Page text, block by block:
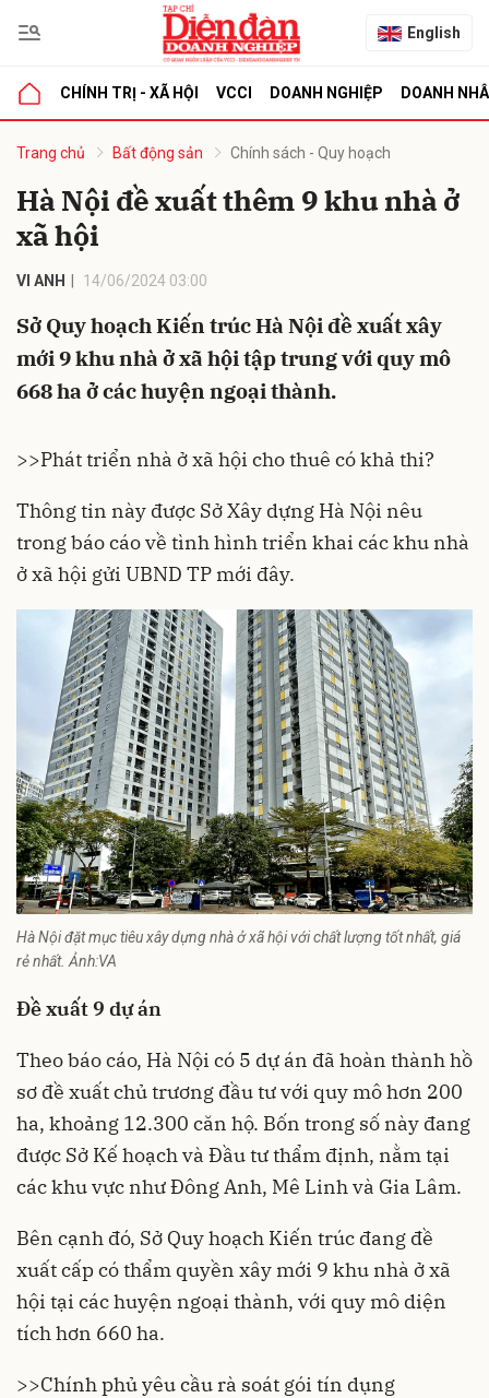
English
CHÍNH TRỊ - XÃ HỘI VCCI DOANH NGHIỆP DOANH
Trang chủ Bất động sản Chính sách - Quy hoạch
Hà Nội đề xuất thêm 9 khu nhà ở
xã hội
VI ANH 14/06/2024 03:00
Sở Quy hoạch Kiến trúc Hà Nội đề xuất xây
mới 9 khu nhà ở xã hội tập trung với quy mô
668 ha ở các huyện ngoại thành.
>>Phát triển nhà ở xã hội cho thuê có khả thi?
Thông tin này được Sở Xây dựng Hà Nội nêu
trong báo cáo về tình hình triển khai các khu nhà
ở xã hội gửi UBND TP mới đây.
Hà Nội đặt mục tiêu xây dựng nhà ở xã hội với chất lượng tốt nhất, giá
rẻ nhất. Ảnh:VA
Đề xuất 9 dự án
Theo báo cáo, Hà Nội có 5 dự án đã hoàn thành hồ
sơ đề xuất chủ trương đầu tư với quy mô hơn 200
ha, khoảng 12.300 căn hộ. Bốn trong số này đang
được Sở Kế hoạch và Đầu tư thẩm định, nằm tại
các khu vực như Đông Anh, Mê Linh và Gia Lâm.
Bên cạnh đó, Sở Quy hoạch Kiến trúc đang đề
xuất cấp có thẩm quyền xây mới 9 khu nhà ở xã
hội tại các huyện ngoại thành, với quy mô diện
tích hơn 660 ha.
>>Chính phủ yêu cầu rà soát gói tín dụng
luận
Hủy